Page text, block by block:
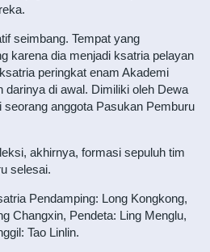
seimbang. Tempat yang
karena dia menjadi ksatria pelayan
peringkat enam Akademi
darinya di awal. Dimiliki oleh Dewa
seorang anggota Pasukan Pemburu
akhirnya, formasi sepuluh tim
selesai.
Pendamping: Long Kongkong,
Changxin, Pendeta: Ling Menglu,
Tao Linlin.